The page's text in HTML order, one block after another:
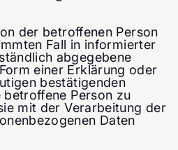
der betroffenen Person
Fall in informierter
abgegebene
einer Erklärung oder
bestätigenden
Person zu
mit der Verarbeitung der
Daten